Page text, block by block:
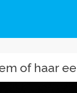
of haar